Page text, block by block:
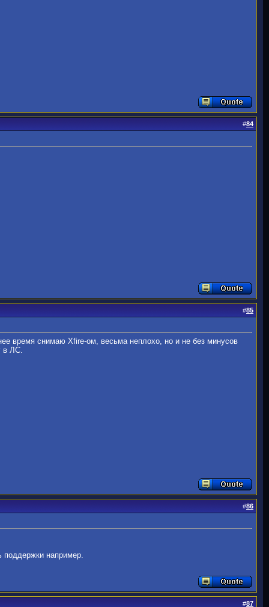
#84
#85
время снимаю Xfire-ом, весьма неплохо, но и не без минусов
в ЛС.
#86
поддержки например.
#87